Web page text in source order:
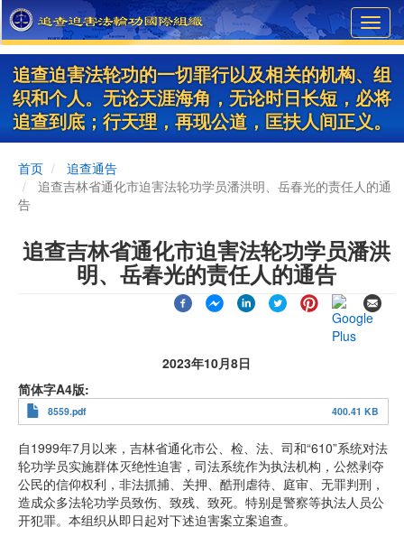
Skip
to
main
content
追查迫害法轮功的一切罪行以及相关的机构、组
织和个人。无论天涯海角，无论时日长短，必将
追查到底；行天理，再现公道，匡扶人间正义。
首页
追查通告
追查吉林省通化市迫害法轮功学员潘洪明、岳春光的责任人的通
告
追查吉林省通化市迫害法轮功学员潘洪
明、岳春光的责任人的通告
2023年10月8日
简体字A4版
8559.pdf 400.41 KB
自1999年7月以来，吉林省通化市公、检、法、司和“610”系统对法
轮功学员实施群体灭绝性迫害，司法系统作为执法机构，公然剥夺
公民的信仰权利，非法抓捕、关押、酷刑虐待、庭审、无罪判刑，
造成众多法轮功学员致伤、致残、致死。特别是警察等执法人员公
开犯罪。本组织从即日起对下述迫害案立案追查。